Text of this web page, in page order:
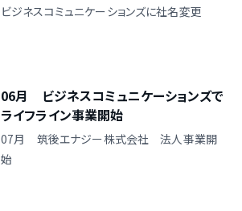
ビジネスコミュニケーションズに社名変更
06月 ビジネスコミュニケーションズで
ライフライン事業開始
07月 筑後エナジー株式会社 法人事業開
始